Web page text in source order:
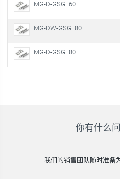
MG-D-GSGE60
MG-DW-GSGE80
MG-D-GSGE80
你有什么
我们的销售团队随时准备